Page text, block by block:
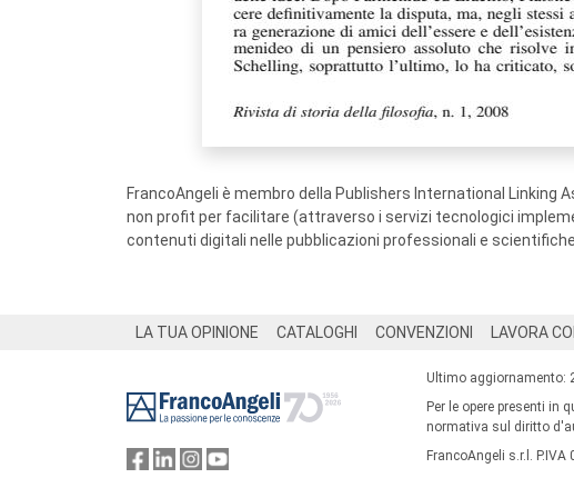
FrancoAngeli è membro della Publishers International Linking
non profit per facilitare (attraverso i servizi tecnologici
contenuti digitali nelle pubblicazioni professionali e scientifiche.
LA TUA OPINIONE CATALOGHI CONVENZIONI LAVORA
Ultimo aggiornamento:
Per le opere presenti in
normativa sul diritto
FrancoAngeli s.r.l.